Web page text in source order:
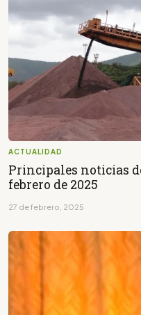
ACTUALIDAD
Principales noticias
febrero de 2025
27 de febrero, 2025